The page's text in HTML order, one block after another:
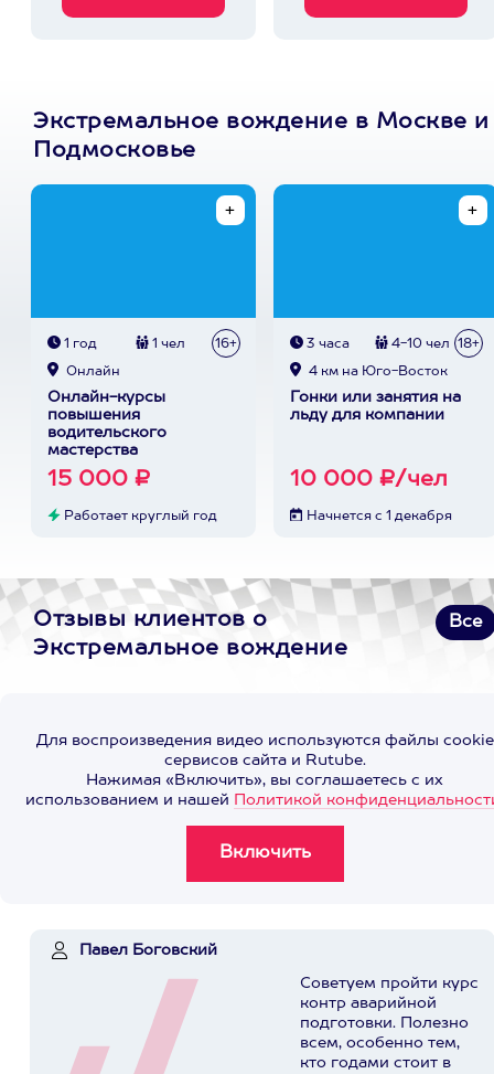
Экстремальное вождение в Москве и
Подмосковье
1 год 1 чел 16+
Онлайн
Онлайн-курсы
повышения
водительского
мастерства
15 000 ₽
Работает круглый год
3 часа 4-10 чел 18+
4 км на Юго-Восток
Гонки или занятия на
льду для компании
10 000 ₽/чел
Начнется с 1 декабря
Отзывы клиентов о
Экстремальное вождение
Все
Для воспроизведения видео используются файлы cookie
сервисов сайта и Rutube.
Нажимая «Включить», вы соглашаетесь с их
использованием и нашей Политикой
Павел Боговский
Советуем пройти курс
контр аварийной
подготовки. Полезно
всем, особенно тем,
кто годами стоит в